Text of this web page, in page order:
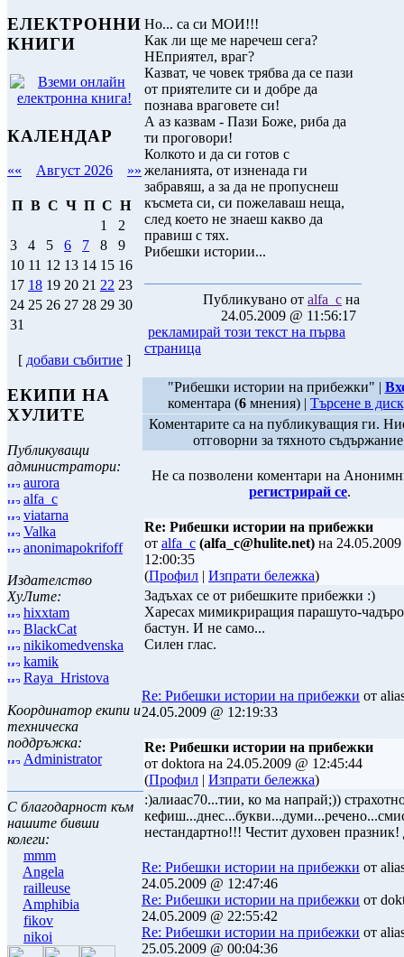
ЕЛЕКТРОННИ
КНИГИ
КАЛЕНДАР
«« Август 2026 »»
П В С Ч П С Н
1
2
3
4 5 6 7 8
9
10 11 12 13 14 15 16
17 18 19 20 21 22 23
24 25 26 27 28 29 30
31
[ добави събитие ]
ЕКИПИ НА
ХУЛИТЕ
Публикуващи
администратори:
aurora
alfa_c
viatarna
Valka
anonimapokrifoff
Издателство
ХуЛите:
hixxtam
BlackCat
nikikomedvenska
kamik
Raya_Hristova
Координатор екипи и
техническа
поддръжка:
Administrator
С благодарност към
нашите бивши
колеги:
mmm
Angela
railleuse
Amphibia
fikov
nikoi
Но... са си МОИ!!!
Как ли ще ме наречеш сега?
НЕприятел, враг?
Казват, че човек трябва да се пази
от приятелите си и добре да
познава враговете си!
А аз казвам - Пази Боже, риба да
ти проговори!
Колкото и да си готов с
желанията, от изненада ги
забравяш, а за да не пропуснеш
късмета си, си пожелаваш неща,
след което не знаеш какво да
правиш с тях.
Рибешки истории...
Публикувано от alfa_c на
24.05.2009 @ 11:56:17
рекламирай този текст на първа
страница
"Рибешки истории на прибежки" |
коментара (6 мнения) | Търсене в
Коментарите са на публикуващия ги.
отговорни за тяхното
Не са позволени коментари на
регистрирай се.
Re: Рибешки истории на прибежки
от alfa_c (alfa_c@hulite.net) на
12:00:35
(Профил | Изпрати бележка)
Задъхах се от рибешките прибежки :)
Харесах мимикриращия парашуто-
бастун. И не само...
Силен глас.
Re: Рибешки истории на прибежки от
24.05.2009 @ 12:19:33
Re: Рибешки истории на прибежки
от doktora на 24.05.2009 @ 12:45:44
(Профил | Изпрати бележка)
:)алиаас70...тии, ко ма напрай;))
нестандартно!!! Честит духовен празник!
Re: Рибешки истории на прибежки от
24.05.2009 @ 12:47:46
Re: Рибешки истории на прибежки от
24.05.2009 @ 22:55:42
Re: Рибешки истории на прибежки от
25.05.2009 @ 00:04:36